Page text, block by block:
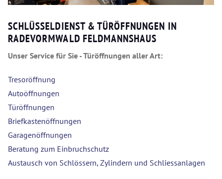
SCHLÜSSELDIENST & TÜRÖFFNUNGEN IN
RADEVORMWALD FELDMANNSHAUS
Unser Service für Sie - Türöffnungen aller Art:
Tresoröffnung
Autoöffnungen
Türöffnungen
Briefkastenöffnungen
Garagenöffnungen
Beratung zum Einbruchschutz
Austausch von Schlössern, Zylindern und Schliessanlagen